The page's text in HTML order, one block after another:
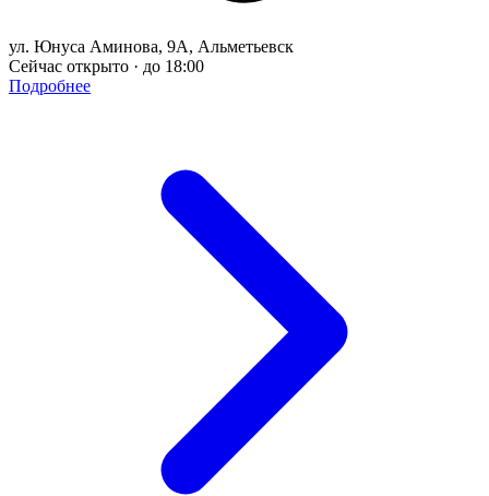
ул. Юнуса Аминова, 9А, Альметьевск
Сейчас открыто · до 18:00
Подробнее